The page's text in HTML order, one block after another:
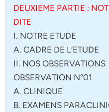
DEUXIEME PARTIE :
DITE
I. NOTRE ETUDE
A. CADRE DE L’ETUDE
II. NOS OBSERVATIONS
OBSERVATION N°01
A. CLINIQUE
B. EXAMENS